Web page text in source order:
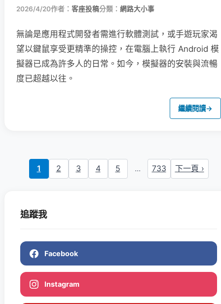
2026/4/20作者： 客座投稿分類： 網路大小事
無論是應用程式開發者需進行軟體測試，或手遊玩家渴
望以鍵鼠享受更精準的操控，在電腦上執行 Android 模
擬器已成為許多人的日常。如今，模擬器的安裝與流暢
度已超越以往。
繼續閱讀→
1 2 3 4 5 ... 733 下一頁 ›
追蹤我
Facebook
Instagram